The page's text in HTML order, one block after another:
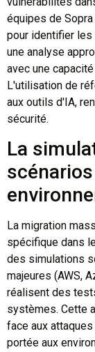
équipes de
pour identifier
une analyse
avec une
L'utilisation de
aux outils d'IA,
sécurité.
La
La migration
spécifique dans
des simulations
majeures (AWS,
réalisent des
systèmes. Cette
face aux
portée aux